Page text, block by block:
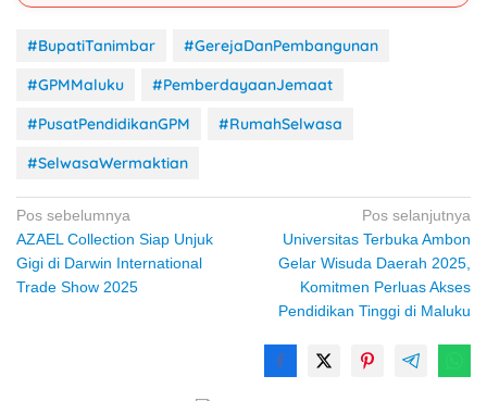
#BupatiTanimbar
#GerejaDanPembangunan
#GPMMaluku
#PemberdayaanJemaat
#PusatPendidikanGPM
#RumahSelwasa
#SelwasaWermaktian
Navigasi
pos
Pos sebelumnya
AZAEL Collection Siap Unjuk
Gigi di Darwin International
Trade Show 2025
Pos selanjutnya
Universitas Terbuka Ambon
Gelar Wisuda Daerah 2025,
Komitmen Perluas Akses
Pendidikan Tinggi di Maluku